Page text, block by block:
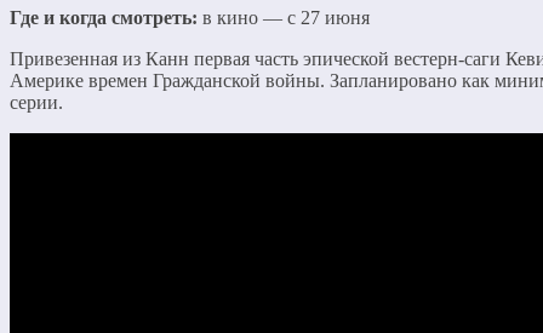
Где и когда смотреть: в кино — с 27 июня
Привезенная из Канн первая часть эпической вестерн-саги
Америке времен Гражданской войны. Запланировано как
серии.